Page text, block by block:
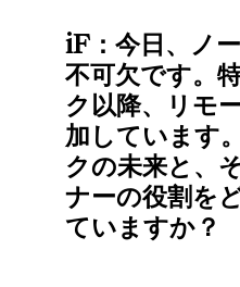
iF：今日、ノ
不可欠です。
ク以降、リモ
加しています
クの未来と、
ナーの役割を
ていますか？